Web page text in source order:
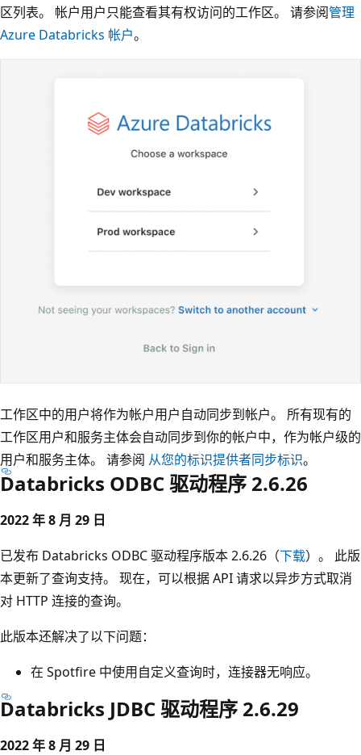
区列表。 帐户用户只能查看其有权访问的工作区。 请参阅管理
Azure Databricks 帐户。
工作区中的用户将作为帐户用户自动同步到帐户。 所有现有的
工作区用户和服务主体会自动同步到你的帐户中，作为帐户级的
用户和服务主体。 请参阅 从您的标识提供者同步标识。
Databricks ODBC 驱动程序 2.6.26
2022 年 8 月 29 日
已发布 Databricks ODBC 驱动程序版本 2.6.26（下载）。 此版
本更新了查询支持。 现在，可以根据 API 请求以异步方式取消
对 HTTP 连接的查询。
此版本还解决了以下问题：
在 Spotfire 中使用自定义查询时，连接器无响应。
Databricks JDBC 驱动程序 2.6.29
2022 年 8 月 29 日